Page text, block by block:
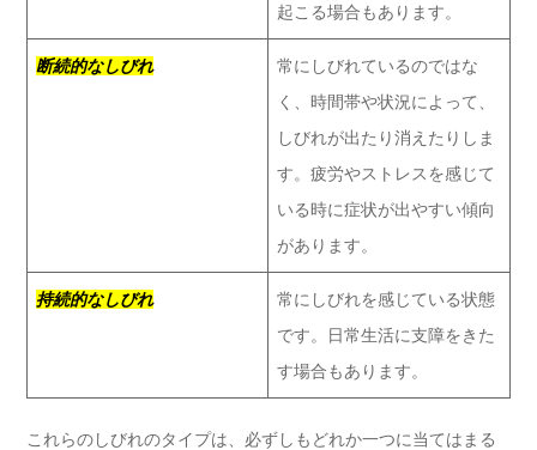
起こる場合もあります。
断続的なしびれ
常にしびれているのではな
く、時間帯や状況によって、
しびれが出たり消えたりしま
す。疲労やストレスを感じて
いる時に症状が出やすい傾向
があります。
持続的なしびれ
常にしびれを感じている状態
です。日常生活に支障をきた
す場合もあります。
これらのしびれのタイプは、必ずしもどれか一つに当てはまる